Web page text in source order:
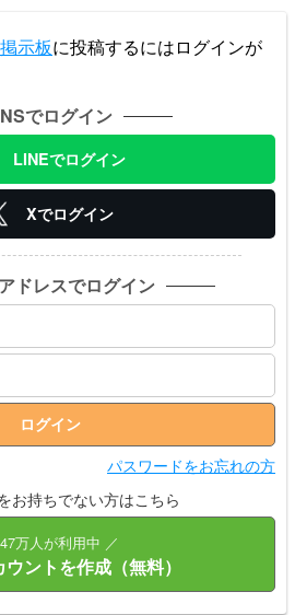
示板に投稿するにはログインが
でログイン
LINEでログイン
Xでログイン
ドレスでログイン
パスワードをお忘れの方
お持ちでない方はこちら
万人が利用中 ／
ントを作成（無料）